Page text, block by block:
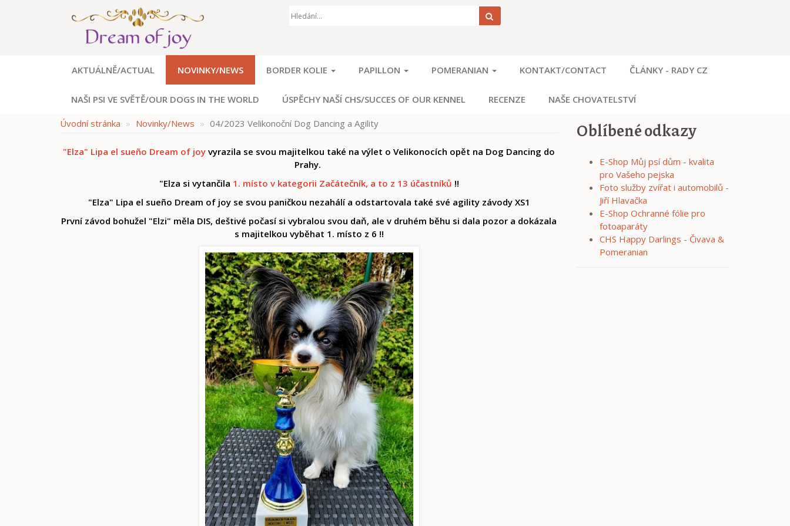
AKTUÁLNĚ/ACTUAL NOVINKY/NEWS BORDER KOLIE PAPILLON POMERANIAN KONTAKT/CONTACT ČLÁNKY - RADY CZ
NAŠI PSI VE SVĚTĚ/OUR DOGS IN THE WORLD ÚSPĚCHY NAŠÍ CHS/SUCCES OF OUR KENNEL RECENZE NAŠE CHOVATELSTVÍ
Úvodní stránka Novinky/News 04/2023 Velikonoční Dog Dancing a Agility
"Elza" Lipa el sueño Dream of joy vyrazila se svou majitelkou také na výlet o Velikonocích opět na Dog Dancing do
Prahy.
"Elza si vytančila 1. místo v kategorii Začátečník, a to z 13 účastníků !!
"Elza" Lipa el sueño Dream of joy se svou paničkou nezahálí a odstartovala také své agility závody XS1
První závod bohužel "Elzi" měla DIS, deštivé počasí si vybralou svou daň, ale v druhém běhu si dala pozor a dokázala
s majitelkou vyběhat 1. místo z 6 !!
Oblíbené odkazy
E-Shop Můj psí dům - kvalita
pro Vašeho pejska
Foto služby zvířat i automobilů -
Jiří Hlavačka
E-Shop Ochranné fólie pro
fotoaparáty
CHS Happy Darlings - Čivava &
Pomeranian